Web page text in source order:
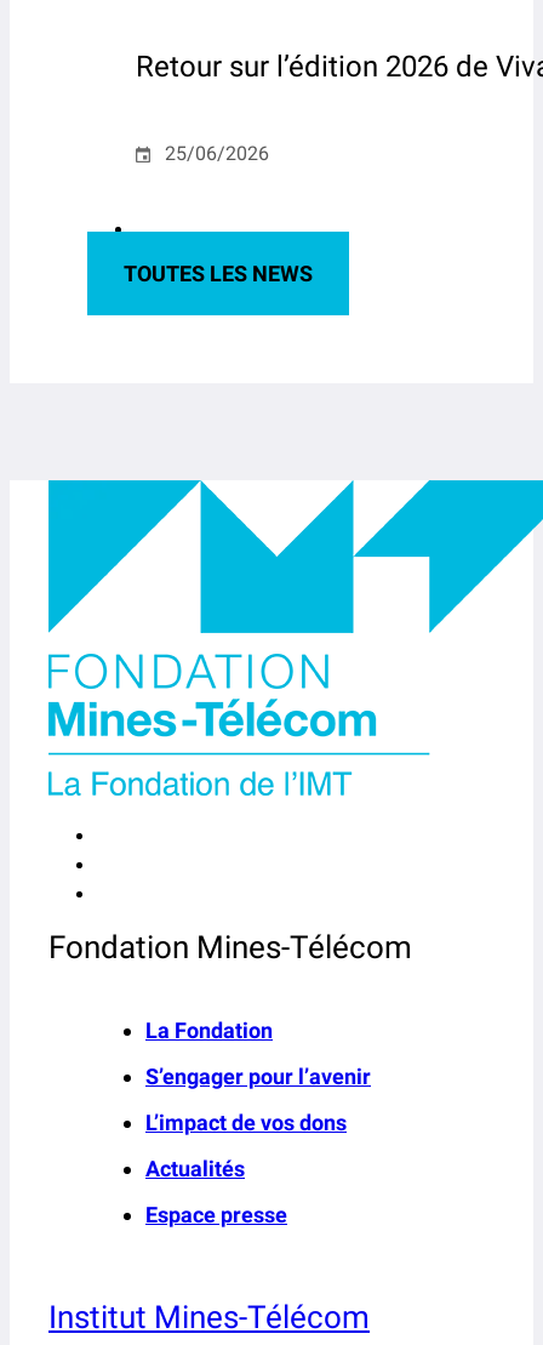
Retour sur l’édition 2026 de
25/06/2026
TOUTES LES NEWS
Fondation Mines-Télécom
La Fondation
S’engager pour l’avenir
L’impact de vos dons
Actualités
Espace presse
Institut Mines-Télécom